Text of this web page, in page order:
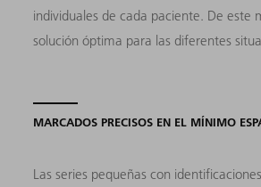
individuales de cada paciente. De este
solución óptima para las diferentes
MARCADOS PRECISOS EN EL MÍNIMO
Las series pequeñas con